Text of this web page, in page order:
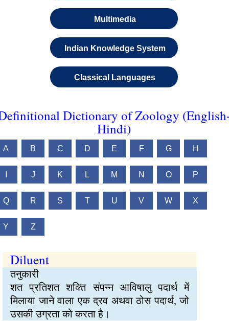
Multimedia
Indian Knowledge System
Classical Languages
Dictionary of Zoology
Hindi)
A B C D E F G H
J K L M N O P
Q R S T U V W X
Y Z
Diluent
तनुकारी
शत प्रतिशत शक्ति संपन्न आविषालु पदार्थ में
मिलाया जाने वाला एक द्रव अथवा ठोस पदार्थ, जो
उसकी उग्रता को करता है।